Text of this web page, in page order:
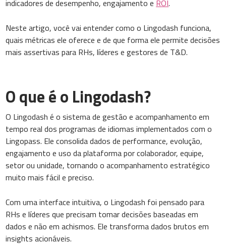
indicadores de desempenho, engajamento e ROI.
Neste artigo, você vai entender como o Lingodash funciona,
quais métricas ele oferece e de que forma ele permite decisões
mais assertivas para RHs, líderes e gestores de T&D.
O que é o Lingodash?
O Lingodash é o sistema de gestão e acompanhamento em
tempo real dos programas de idiomas implementados com o
Lingopass. Ele consolida dados de performance, evolução,
engajamento e uso da plataforma por colaborador, equipe,
setor ou unidade, tornando o acompanhamento estratégico
muito mais fácil e preciso.
Com uma interface intuitiva, o Lingodash foi pensado para
RHs e líderes que precisam tomar decisões baseadas em
dados e não em achismos. Ele transforma dados brutos em
insights acionáveis.